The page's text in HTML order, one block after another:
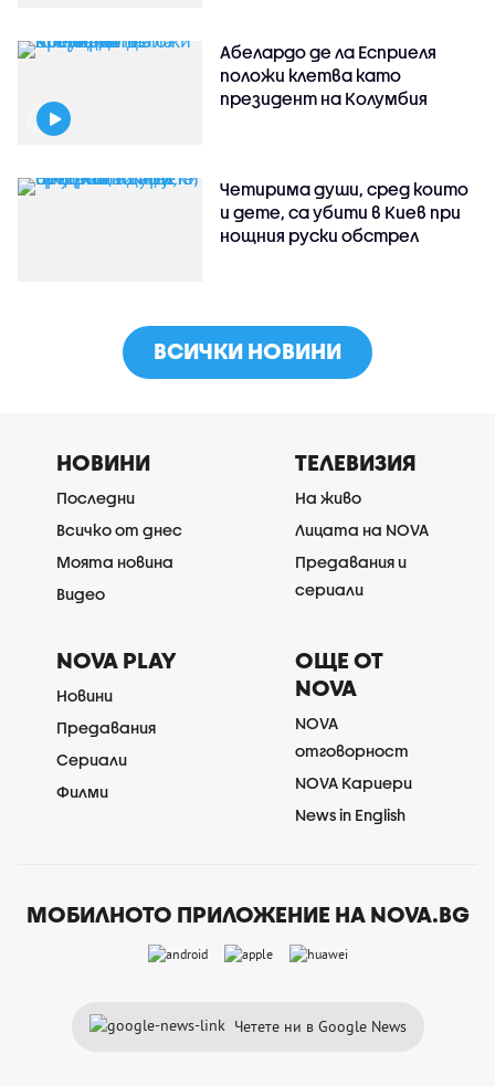
Абелардо де ла Есприеля
положи клетва като
президент на Колумбия
Четирима души, сред които
и дете, са убити в Киев при
нощния руски обстрел
ВСИЧКИ НОВИНИ
НОВИНИ
Последни
Всичко от днес
Моята новина
Видео
ТЕЛЕВИЗИЯ
На живо
Лицата на NOVA
Предавания и
сериали
NOVA PLAY
Новини
Предавания
Сериали
Филми
ОЩЕ ОТ
NOVA
NOVA
отговорност
NOVA Кариери
News in English
МОБИЛНОТО ПРИЛОЖЕНИЕ НА NOVA.BG
Четете ни в Google News